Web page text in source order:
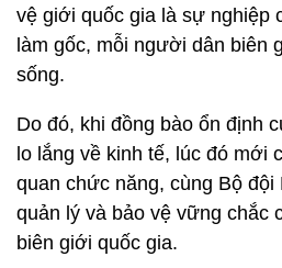
vệ giới quốc gia là sự nghiệp
làm gốc, mỗi người dân biên
sống.
Do đó, khi đồng bào ổn định
lo lắng về kinh tế, lúc đó mới
quan chức năng, cùng Bộ
quản lý và bảo vệ vững chắc
biên giới quốc gia.